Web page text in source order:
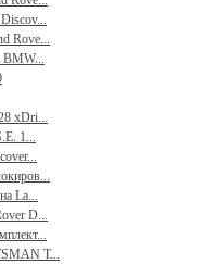
Rove...
BMW...
xDri...
1...
La...
D...
T...